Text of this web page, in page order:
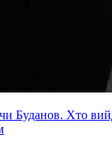
Буданов. Хто